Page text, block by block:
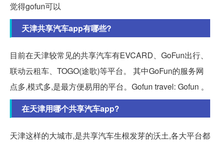
觉得gofun可以
天津共享汽车app有哪些?
目前在天津较常见的共享汽车有EVCARD、GoFun出行、
联动云租车、TOGO(途歌)等平台。 其中GoFun的服务网
点多,模式多,是最方便易用的平台。Gofun travel: Gofun 。
在天津用哪个共享汽车app?
天津这样的大城市,是共享汽车生根发芽的沃土,各大平台都